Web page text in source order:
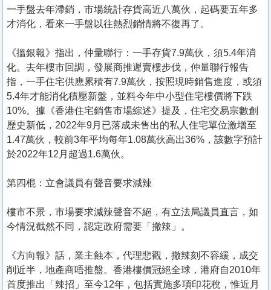
一手盤去年滯銷，市場統計存貨高近八萬伙，起碼要五年多
才消化，看來一手盤以往熱烈銷情將不復再了。
《搵銀報》指出，仲量聯行：一手存貨7.9萬伙，須5.4年消
化。去年樓市回調，發展商推遲賣樓步伐，仲量聯行報告
指，一手住宅供應累積有7.9萬伙，按照現時銷售進度，或須
5.4年才能消化積壓新盤，並料今年中小型住宅樓價將下跌
10%。據《香港住宅銷售市場綜述》提及，住宅交易宗數創
歷史新低，2022年9月已落成未售出的私人住宅單位激增至
1.47萬伙，較前3年平均每年1.08萬伙高出36%，該數字預計
於2022年12月超過1.6萬伙。
第四棍：立會議員有聲音要求減辣
樓市不景，市場要求減辣聲音不絕，有立法局議員直言，如
今情況截然不同，認定政府需要「撤辣」。
《方向報》話，業主蝕本，代理悲觀，撤辣刻不容緩，成交
削近半，地產商唔推盤。香港樓價冠絕全球，港府自2010年
首度推出「辣招」至今12年，包括實施多項印花稅，惟近月